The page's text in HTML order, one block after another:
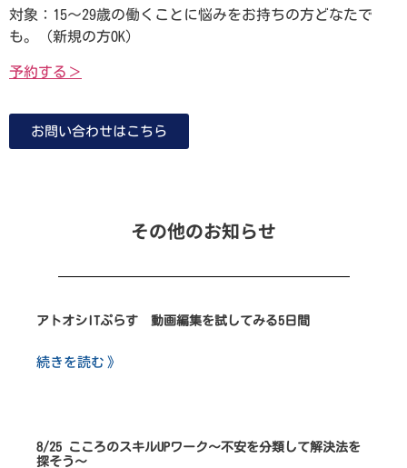
対象：15～29歳の働くことに悩みをお持ちの方どなたで
も。（新規の方OK）
予約する＞
お問い合わせはこちら
その他のお知らせ
アトオシITぷらす 動画編集を試してみる5日間
続きを読む 》
8/25 こころのスキルUPワーク～不安を分類して解決法を
探そう～